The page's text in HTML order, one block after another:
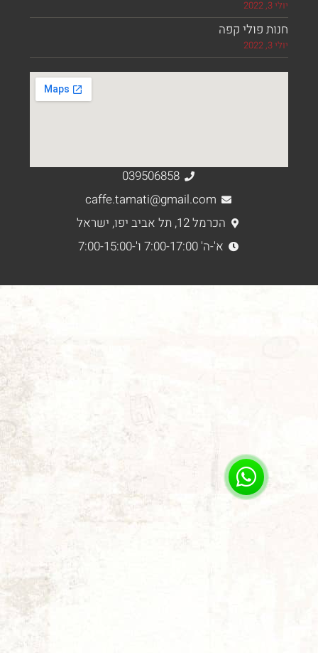
פולי קפה
039506858
caffe.tamati@gmail.com
הכרמל 12, תל אביב יפו, ישראל